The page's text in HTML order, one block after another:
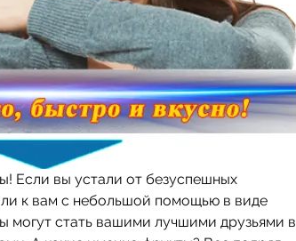
Если вы устали от безуспешных
к вам с небольшой помощью в виде
могут стать вашими лучшими друзьями в